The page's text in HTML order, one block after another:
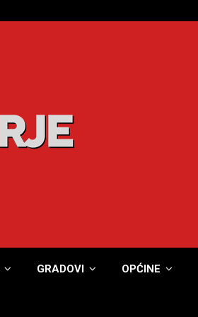
GRADOVI OPĆINE